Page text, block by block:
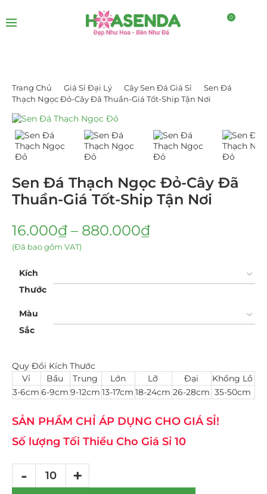
0
Trang Chủ Giá Sỉ Đại Lý Cây Sen Đá Giá Sỉ
Sen Đá
Thạch Ngọc Đỏ-Cây Đã Thuần-Giá Tốt-Ship Tận Nơi
Sen Đá Thạch Ngọc Đỏ-Cây Đã
Thuần-Giá Tốt-Ship Tận Nơi
16.000₫ – 880.000₫
(Đã bao gồm VAT)
Kích
Thước
Màu
Sắc
Quy Đổi Kích Thước
Vỉ
Bầu Trung Lớn Lỡ Đại
Khổng Lồ
3-6cm 6-9cm 9-12cm 13-17cm 18-24cm 26-28cm 35-50cm
SẢN PHẨM CHỈ ÁP DỤNG CHO GIÁ SỈ!
Số lượng Tối Thiểu Cho Giá Sỉ 10